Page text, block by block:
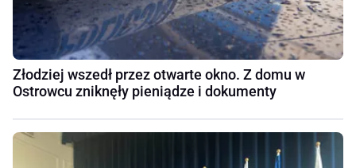
Złodziej wszedł przez otwarte okno. Z domu w
Ostrowcu zniknęły pieniądze i dokumenty